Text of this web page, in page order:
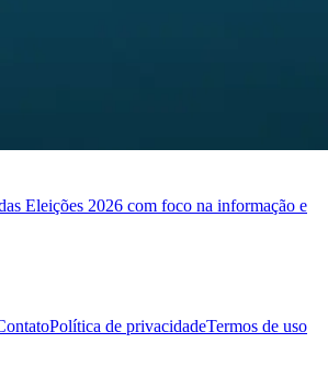
Eleições 2026 com foco na informação e
Política de privacidadeTermos de uso